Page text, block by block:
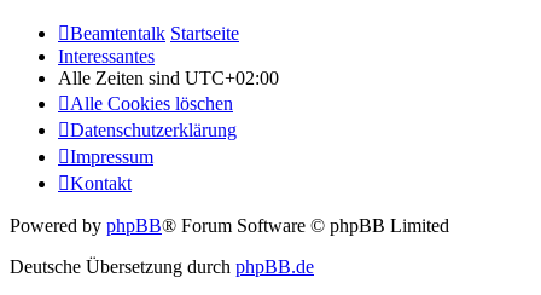
Beamtentalk Startseite
Interessantes
Alle Zeiten sind UTC+02:00
Alle Cookies löschen
Datenschutzerklärung
Impressum
Kontakt
Powered by phpBB® Forum Software © phpBB Limited
Deutsche Übersetzung durch phpBB.de